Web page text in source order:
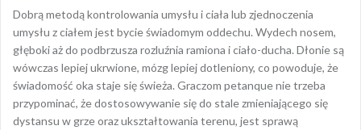
Dobrą metodą kontrolowania umysłu i ciała lub zjednoczenia
umysłu z ciałem jest bycie świadomym oddechu. Wydech nosem,
głęboki aż do podbrzusza rozluźnia ramiona i ciało-ducha. Dłonie są
wówczas lepiej ukrwione, mózg lepiej dotleniony, co powoduje, że
świadomość oka staje się świeża. Graczom petanque nie trzeba
przypominać, że dostosowywanie się do stale zmieniającego się
dystansu w grze oraz ukształtowania terenu, jest sprawą